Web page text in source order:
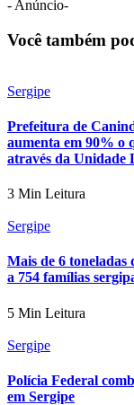
- Anúncio-
Você também
Sergipe
Prefeitura de
aumenta em 90% o
através da
3 Min Leitura
Sergipe
Mais de 6 toneladas
a 754 famílias
5 Min Leitura
Sergipe
Polícia Federal
em Sergipe